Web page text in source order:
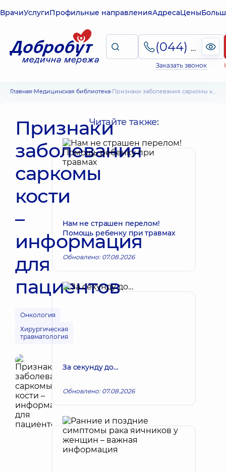
ВрачиУслугиПрофильные направленияАдресаЦены
(044) 495-2-888
Заказать звонок
Главная Медицинская библиотека Признаки заболевания саркомы кости – информация для пациентов
Признаки
заболевания
саркомы
кости
–
информация
для
пациентов
Онкология
Хирургическая
травматология
Читайте также:
Нам не страшен перелом!
Помощь ребенку при травмах
Обновлено: 07.08.2026
За секунду до…
Обновлено: 07.08.2026